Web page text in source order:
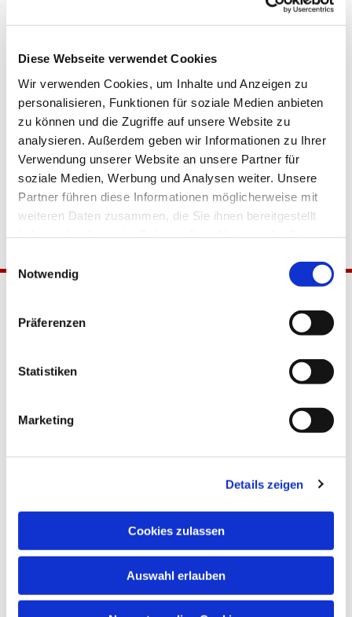
Diese Webseite verwendet Cookies
Wir verwenden Cookies, um Inhalte und Anzeigen zu
personalisieren, Funktionen für soziale Medien anbieten
zu können und die Zugriffe auf unsere Website zu
analysieren. Außerdem geben wir Informationen zu Ihrer
Verwendung unserer Website an unsere Partner für
soziale Medien, Werbung und Analysen weiter. Unsere
Partner führen diese Informationen möglicherweise mit
weiteren Daten zusammen, die Sie ihnen bereitgestellt
Notwendig
Präferenzen
Statistiken
Marketing
Details zeigen
Cookies zulassen
Auswahl erlauben
Katholische Kirchengemeinde
Pfarrei Hl. Johannes XXIII.
Tempelhof-Buckow
Glaube
Geistlicher Raum